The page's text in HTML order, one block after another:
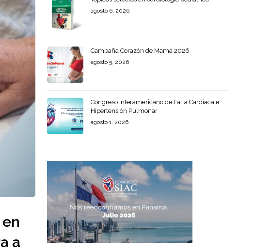
a
agosto 6, 2026
Campaña Corazón de Mamá 2026
agosto 5, 2026
Congreso Interamericano de Falla Cardíaca e
Hipertensión Pulmonar
agosto 1, 2026